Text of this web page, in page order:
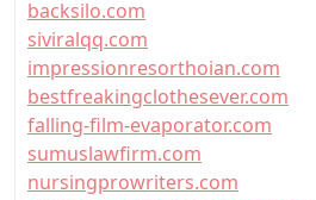
backsilo.com
siviralqq.com
impressionresorthoian.com
bestfreakingclothesever.com
falling-film-evaporator.com
sumuslawfirm.com
nursingprowriters.com